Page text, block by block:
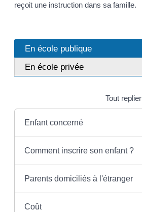
reçoit une instruction dans sa famille.
En école publique
En école privée
Tout replier
Enfant concerné
Comment inscrire son enfant ?
Parents domiciliés à l'étranger
Coût